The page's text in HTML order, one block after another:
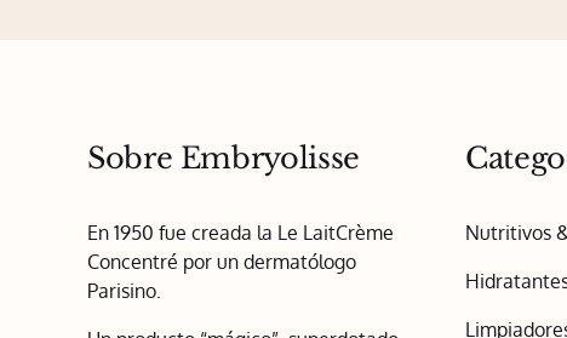
Sobre Embryolisse
En 1950 fue creada la Le LaitCrème
Concentré por un dermatólogo
Parisino.
Nutritivos